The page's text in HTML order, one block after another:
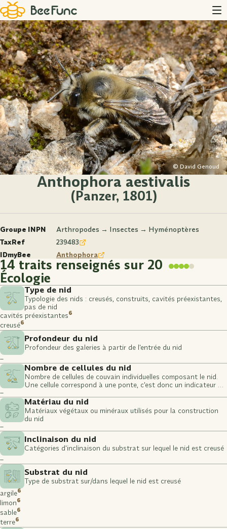
© David Genoud
Anthophora aestivalis
(Panzer, 1801)
Groupe INPN
Arthropodes → Insectes → Hyménoptères
TaxRef
239483
IDmyBee
Anthophora
14 traits renseignés sur 20
Écologie
Type de nid
Typologie des nids : creusés, construits, cavités préexistantes,
pas de nid
cavités préexistantes6
creusé6
Profondeur du nid
Profondeur des galeries à partir de l'entrée du nid
–
Nombre de cellules du nid
Nombre de cellules de couvain individuelles composant le nid.
Une cellule correspond à une ponte, c'est donc un indicateur du
–
Matériau du nid
Matériaux végétaux ou minéraux utilisés pour la construction
du nid
–
Inclinaison du nid
Catégories d'inclinaison du substrat sur lequel le nid est creusé
–
Substrat du nid
Type de substrat sur/dans lequel le nid est creusé
argile6
limon6
sable6
terre6